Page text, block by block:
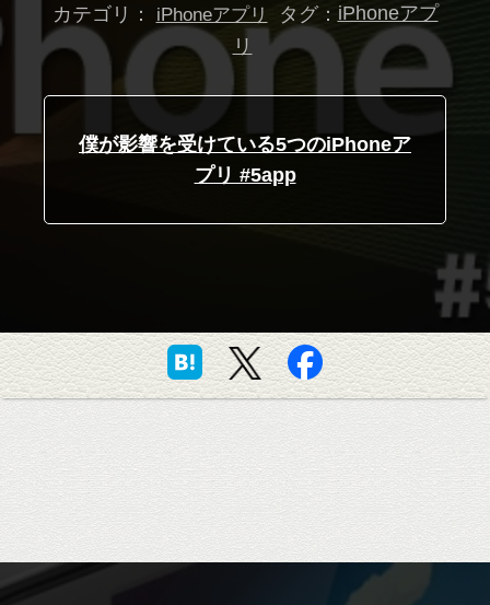
カテゴリ： iPhoneアプリ タグ： iPhoneアプ
リ
僕が影響を受けている5つのiPhoneア
プリ #5app